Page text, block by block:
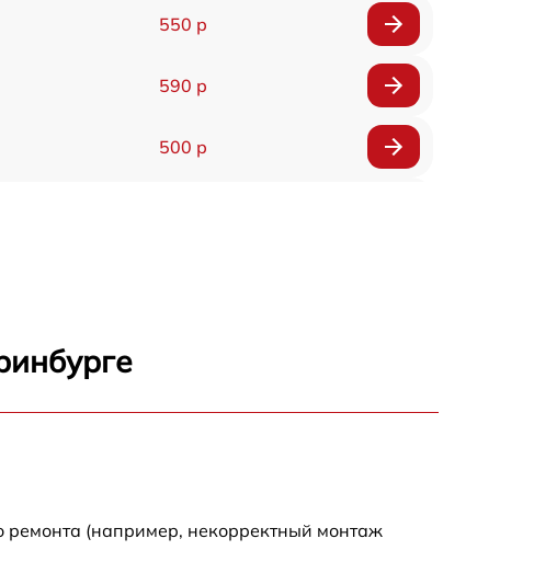
550 р
590 р
500 р
ремонта (например, некорректный монтаж